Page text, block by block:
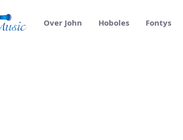
Over John Hoboles Fontys